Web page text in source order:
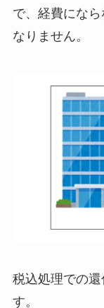
で、経費にな
なりません。
税込処理での
す。